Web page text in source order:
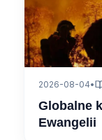
2026-08-04•
Globalne
Ewangelii